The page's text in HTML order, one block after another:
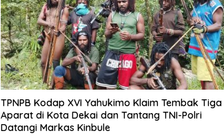
TPNPB Kodap XVI Yahukimo Klaim Tembak Tiga
Aparat di Kota Dekai dan Tantang TNI-Polri
Datangi Markas Kinbule